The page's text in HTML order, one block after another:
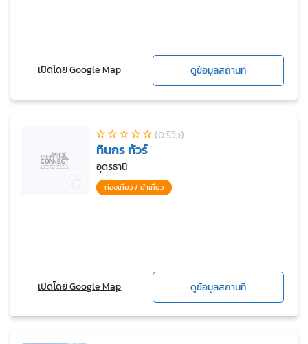
เปิดโดย Google Map ดูข้อมูลสถานที่
(0 รีวิว)
ทินกร ทัวร์
อุดรธานี
ท่องเที่ยว / นำเที่ยว
เปิดโดย Google Map ดูข้อมูลสถานที่